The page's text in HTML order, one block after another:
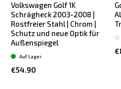
Volkswagen Golf 1K
Schrägheck 2003-2008 |
Rostfreier Stahl | Chrom |
Schutz und neue Optik für
Außenspiegel
€54.90
Auf Lager